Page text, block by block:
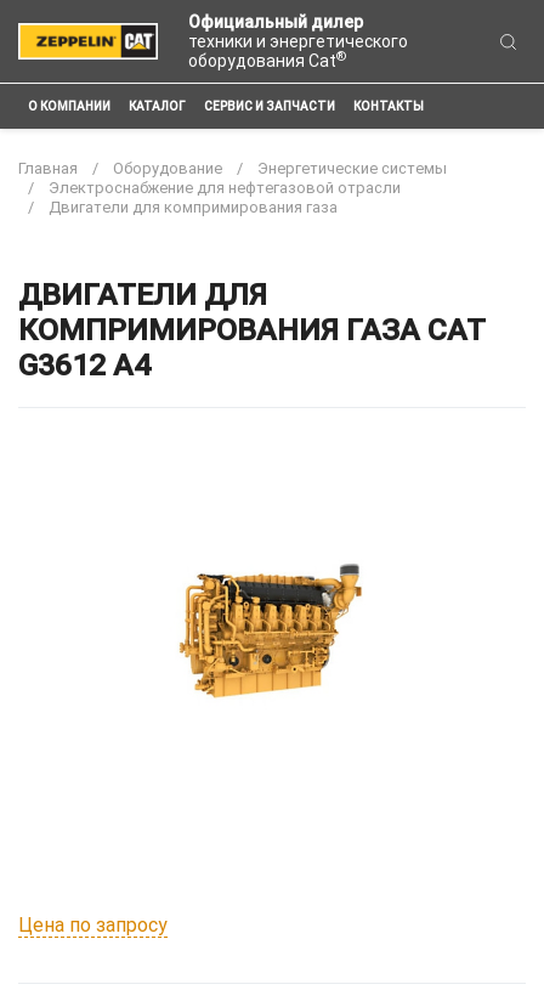
Официальный дилер
техники и энергетического
оборудования Cat®
О КОМПАНИИ КАТАЛОГ СЕРВИС И ЗАПЧАСТИ КОНТАКТЫ
Главная Оборудование
Энергетические системы
Электроснабжение для нефтегазовой отрасли
Двигатели для компримирования газа
ДВИГАТЕЛИ ДЛЯ
КОМПРИМИРОВАНИЯ ГАЗА CAT
G3612 A4
Цена по запросу